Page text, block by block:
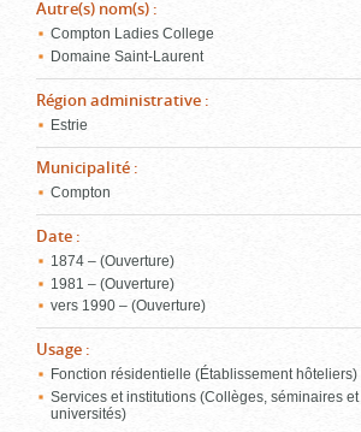
Autre(s) nom(s) :
Compton Ladies College
Domaine Saint-Laurent
Région administrative :
Estrie
Municipalité :
Compton
Date :
1874 – (Ouverture)
1981 – (Ouverture)
vers 1990 – (Ouverture)
Usage :
Fonction résidentielle (Établissement hôteliers)
Services et institutions (Collèges, séminaires et
universités)